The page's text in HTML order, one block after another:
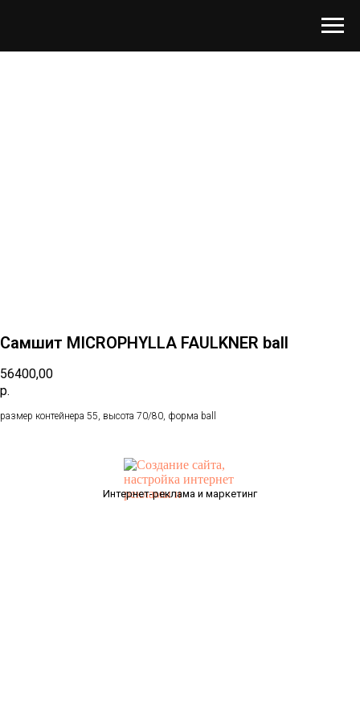
Самшит MICROPHYLLA FAULKNER ball
56400,00
р.
размер контейнера 55, высота 70/80, форма ball
Интернет-реклама и маркетинг